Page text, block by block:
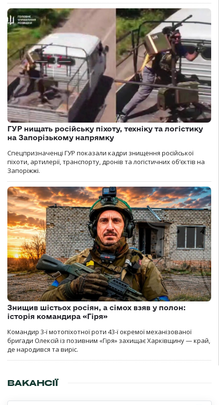
ГУР нищать російську піхоту, техніку та логістику
на Запорізькому напрямку
Спецпризначенці ГУР показали кадри знищення російської
піхоти, артилерії, транспорту, дронів та логістичних об’єктів на
Запоріжжі.
Знищив шістьох росіян, а сімох взяв у полон:
історія командира «Гіря»
Командир 3-ї мотопіхотної роти 43-ї окремої механізованої
бригади Олексій із позивним «Гіря» захищає Харківщину — край,
де народився та виріс.
ВАКАНСІЇ